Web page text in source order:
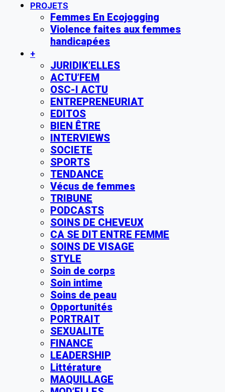
PROJETS
Femmes En Ecojogging
Violence faites aux femmes
handicapées
+
JURIDIK’ELLES
ACTU’FEM
OSC-I ACTU
ENTREPRENEURIAT
EDITOS
BIEN ÊTRE
INTERVIEWS
SOCIETE
SPORTS
TENDANCE
Vécus de femmes
TRIBUNE
PODCASTS
SOINS DE CHEVEUX
CA SE DIT ENTRE FEMME
SOINS DE VISAGE
STYLE
Soin de corps
Soin intime
Soins de peau
Opportunités
PORTRAIT
SEXUALITE
FINANCE
LEADERSHIP
Littérature
MAQUILLAGE